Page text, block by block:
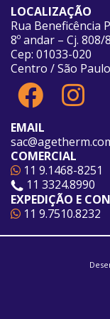
LOCALIZAÇÃO
Rua Beneficência
8º andar – Cj. 808/
Cep: 01033-020
Centro / São
EMAIL
COMERCIAL
11 9.1468-8251
11 3324.8990
EXPEDIÇÃO E
11 9.7510.8232